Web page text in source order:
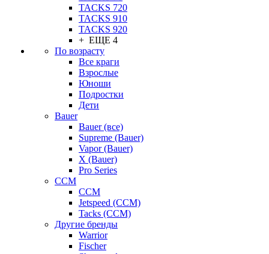
TACKS 720
TACKS 910
TACKS 920
+ ЕЩЕ 4
По возрасту
Все краги
Взрослые
Юноши
Подростки
Дети
Bauer
Bauer (все)
Supreme (Bauer)
Vapor (Bauer)
X (Bauer)
Pro Series
CCM
CCM
Jetspeed (CCM)
Tacks (CCM)
Другие бренды
Warrior
Fischer